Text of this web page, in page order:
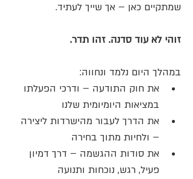
שמתקיים כאן – אך שייך לעתיד.
זוהי לא עוד סדנה. זהו תדר.
במהלך היום נלמד ונחווה:
את חוק התודעה – ודרכי הפעלתו
במציאות היומיומית שלנו
את הדרך לעבור מהישרדות ליצירה
– ולחיות מתוך בחירה
את סודות ההגשמה – דרך דמיון
פעיל, רגש, נוכחות ותנועה